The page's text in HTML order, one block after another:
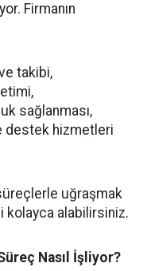
Firmanın
takibi,
sağlanması,
destek hizmetleri
uğraşmak
kolayca alabilirsiniz.
Nasıl İşliyor?